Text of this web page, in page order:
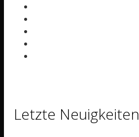
Letzte Neuigkeiten